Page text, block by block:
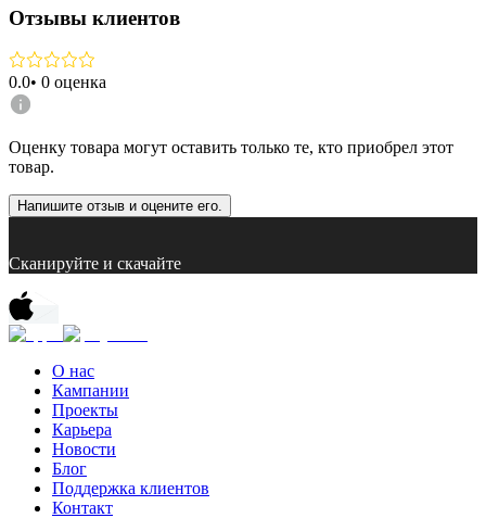
Отзывы клиентов
0.0• 0 оценка
Оценку товара могут оставить только те, кто приобрел этот
товар.
Напишите отзыв и оцените его.
Сканируйте и скачайте
О нас
Кампании
Проекты
Карьера
Новости
Блог
Поддержка клиентов
Контакт